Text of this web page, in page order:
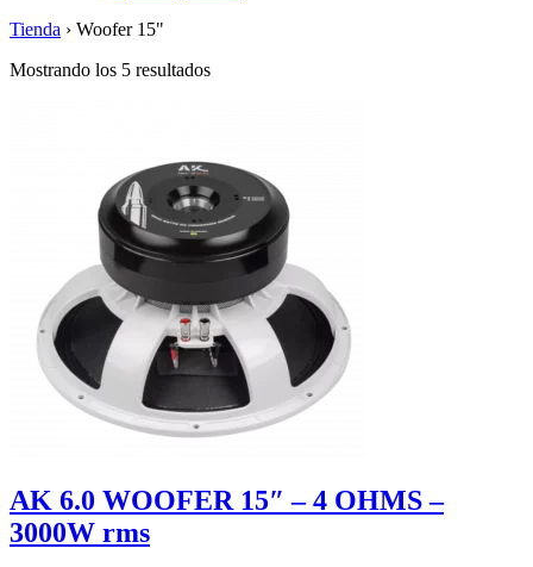
Tienda › Woofer 15"
Mostrando los 5 resultados
AK 6.0 WOOFER 15″ – 4 OHMS –
3000W rms